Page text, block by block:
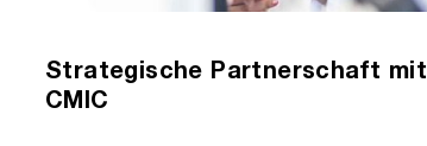
Strategische Partnerschaft mit
CMIC